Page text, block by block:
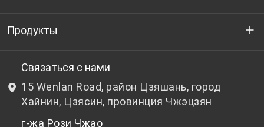
Кто мы
НИОКР
Новости и события
Продукты
Бутылочный ПЭТ-гранулят
Небутылочный ПЭТ-гранулят
Связаться с нами
15 Wenlan Road, район Цзяшань, город
Хайнин, Цзясин, провинция Чжэцзян
г-жа Рози Чжао